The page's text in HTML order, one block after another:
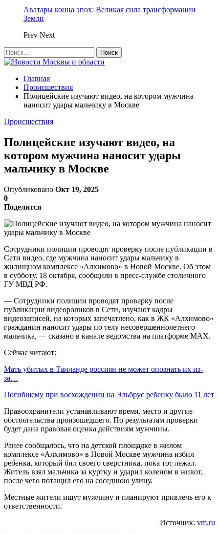
Аватары конца эпох: Великая сила трансформации
Земли
Prev Next
Главная
Происшествия
Полицейские изучают видео, на котором мужчина
наносит удары мальчику в Москве
Происшествия
Полицейские изучают видео, на
котором мужчина наносит удары
мальчику в Москве
Опубликовано Окт 19, 2025
0
Поделится
Сотрудники полиции проводят проверку после публикации в
Сети видео, где мужчина наносит удары мальчику в
жилищном комплексе «Алхимово» в Новой Москве. Об этом
в субботу, 18 октября, сообщили в пресс-службе столичного
ГУ МВД РФ.
— Сотрудники полиции проводят проверку после
публикации видеороликов в Сети, изучают кадры
видеозаписей, на которых запечатлено, как в ЖК «Алхимово»
гражданин наносит удары по телу несовершеннолетнего
мальчика, — сказано в канале ведомства на платформе MAX.
Сейчас читают:
Мать убитых в Таиланде россиян не может опознать их из-
за…
Погибшему при восхождении на Эльбрус ребенку было 11 лет
Правоохранители устанавливают время, место и другие
обстоятельства произошедшего. По результатам проверки
будет дана правовая оценка действиям мужчины.
Ранее сообщалось, что на детской площадке в жилом
комплексе «Алхимово» в Новой Москве мужчина избил
ребенка, который бил своего сверстника, пока тот лежал.
Житель взял мальчика за куртку и ударил коленом в живот,
после чего потащил его на соседнюю улицу.
Местные жители ищут мужчину и планируют привлечь его к
ответственности.
Источник: vm.ru